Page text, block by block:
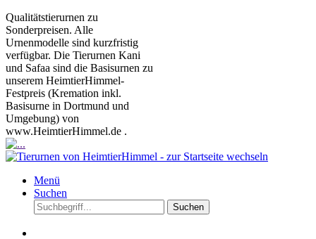
Qualitätstierurnen zu
Sonderpreisen. Alle
Urnenmodelle sind kurzfristig
verfügbar. Die Tierurnen Kani
und Safaa sind die Basisurnen zu
unserem HeimtierHimmel-
Festpreis (Kremation inkl.
Basisurne in Dortmund und
Umgebung) von
www.HeimtierHimmel.de .
Menü
Suchen
Suchen